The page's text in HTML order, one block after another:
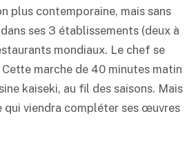
plus contemporaine, mais sans
ses 3 établissements (deux à
mondiaux. Le chef se
marche de 40 minutes matin
kaiseki, au fil des saisons. Mais
qui viendra compléter ses œuvres